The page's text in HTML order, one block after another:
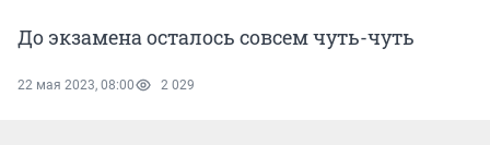
До экзамена осталось совсем чуть-чуть
22 мая 2023, 08:00 2 029